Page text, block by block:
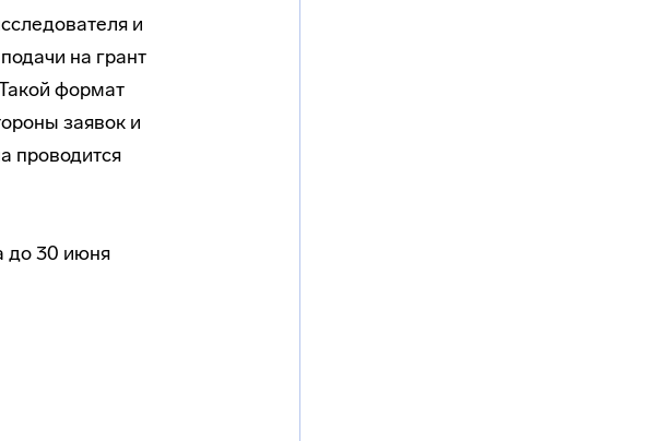
и
на грант
формат
заявок и
проводится
до 30 июня